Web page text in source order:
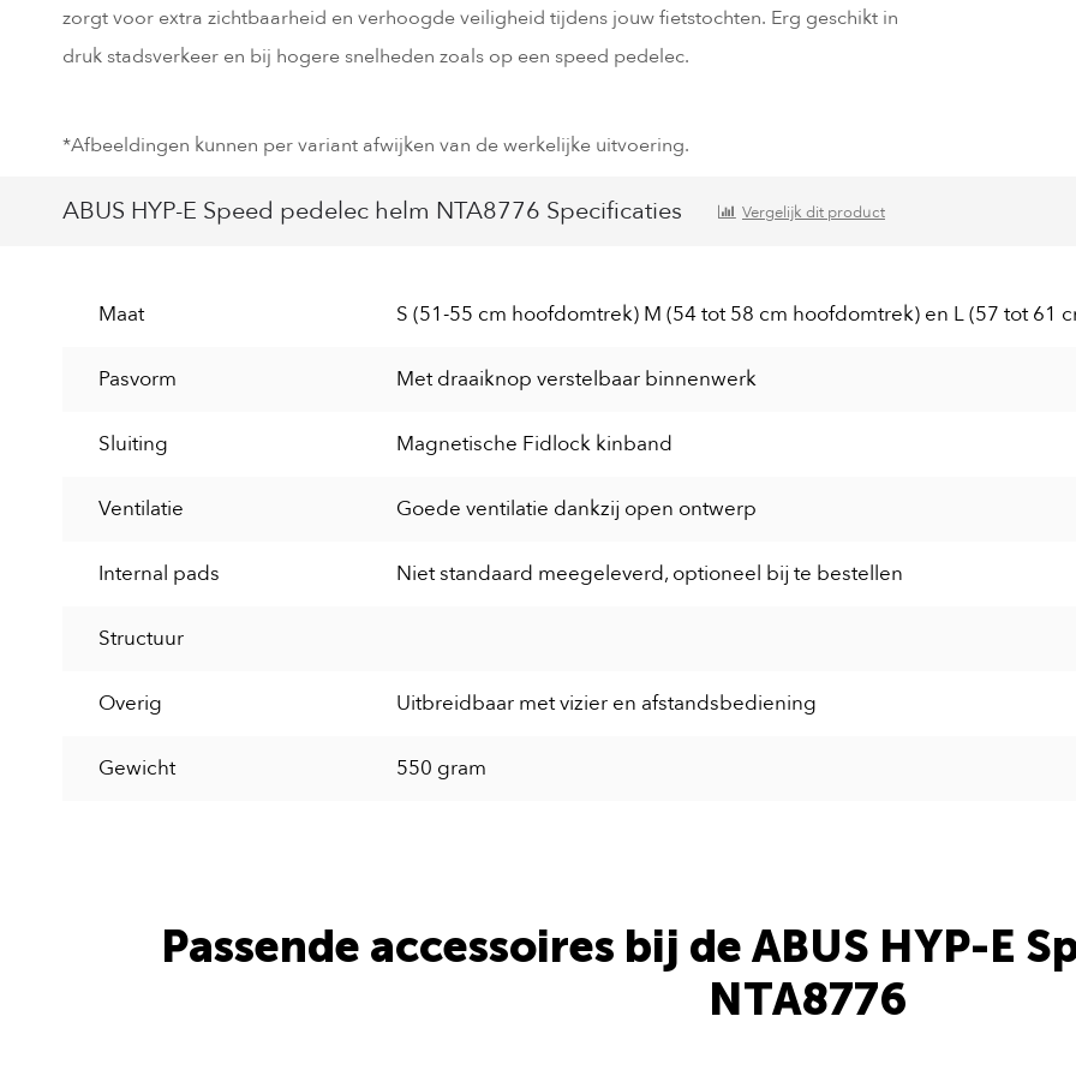
zorgt voor extra zichtbaarheid en verhoogde veiligheid tijdens jouw fietstochten. Erg geschikt in
druk stadsverkeer en bij hogere snelheden zoals op een speed pedelec.
*Afbeeldingen kunnen per variant afwijken van de werkelijke uitvoering.
ABUS HYP-E Speed pedelec helm NTA8776 Specificaties Vergelijk dit product
Maat S (51-55 cm hoofdomtrek) M (54 tot 58 cm hoofdomtrek) en L (57 tot 61
Pasvorm Met draaiknop verstelbaar binnenwerk
Sluiting Magnetische Fidlock kinband
Ventilatie Goede ventilatie dankzij open ontwerp
Internal pads Niet standaard meegeleverd, optioneel bij te bestellen
Structuur
Overig Uitbreidbaar met vizier en afstandsbediening
Gewicht 550 gram
Passende accessoires bij de ABUS HYP-E
NTA8776